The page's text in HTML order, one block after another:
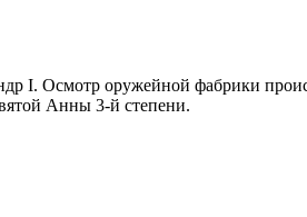
I. Осмотр оружейной фабрики
Анны 3-й степени.